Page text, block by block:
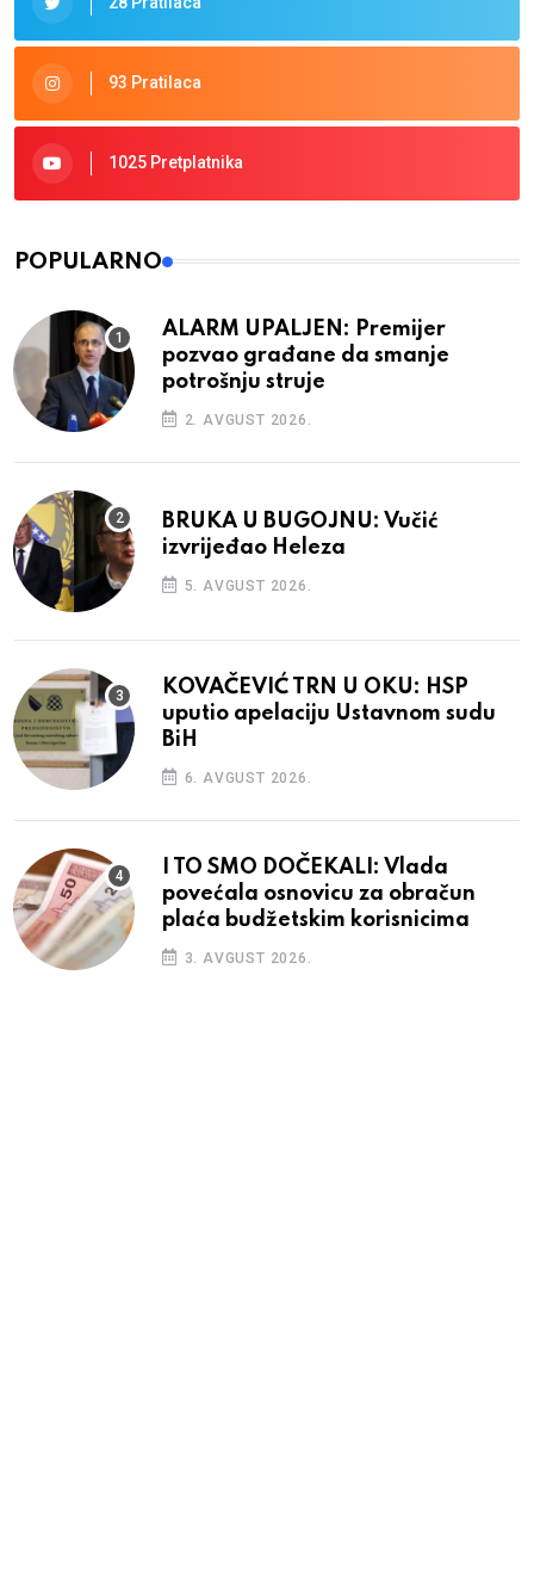
93 Pratilaca
1025 Pretplatnika
POPULARNO
ALARM UPALJEN: Premijer
pozvao građane da smanje
potrošnju struje
2. AVGUST 2026.
BRUKA U BUGOJNU: Vučić
izvrijeđao Heleza
5. AVGUST 2026.
KOVAČEVIĆ TRN U OKU: HSP
uputio apelaciju Ustavnom sudu
BiH
6. AVGUST 2026.
I TO SMO DOČEKALI: Vlada
povećala osnovicu za obračun
plaća budžetskim korisnicima
3. AVGUST 2026.